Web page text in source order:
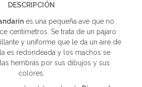
el principiante.
DESCRIPCIÓN
es una pequeña ave que no
centímetros. Se trata de un pájaro
y uniforme que le da un aire de
es redondeada y los machos se
hembras por sus dibujos y sus
colores.